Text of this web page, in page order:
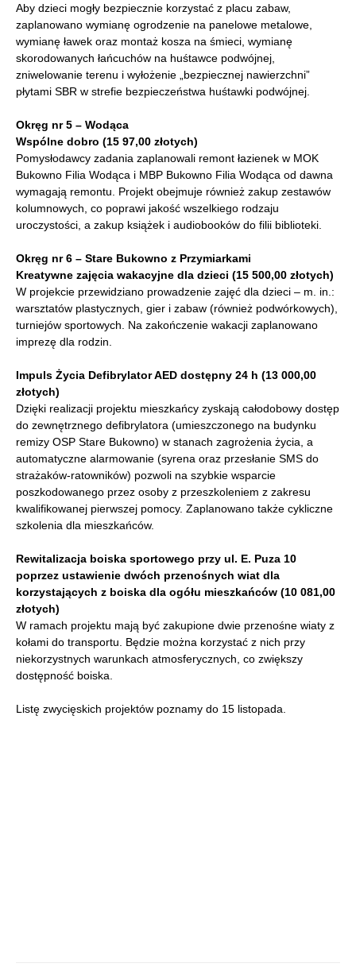
Aby dzieci mogły bezpiecznie korzystać z placu zabaw,
zaplanowano wymianę ogrodzenie na panelowe metalowe,
wymianę ławek oraz montaż kosza na śmieci, wymianę
skorodowanych łańcuchów na huśtawce podwójnej,
zniwelowanie terenu i wyłożenie „bezpiecznej nawierzchni”
płytami SBR w strefie bezpieczeństwa huśtawki podwójnej.
Okręg nr 5 – Wodąca
Wspólne dobro (15 97,00 złotych)
Pomysłodawcy zadania zaplanowali remont łazienek w MOK
Bukowno Filia Wodąca i MBP Bukowno Filia Wodąca od dawna
wymagają remontu. Projekt obejmuje również zakup zestawów
kolumnowych, co poprawi jakość wszelkiego rodzaju
uroczystości, a zakup książek i audiobooków do filii biblioteki.
Okręg nr 6 – Stare Bukowno z Przymiarkami
Kreatywne zajęcia wakacyjne dla dzieci (15 500,00 złotych)
W projekcie przewidziano prowadzenie zajęć dla dzieci – m. in.:
warsztatów plastycznych, gier i zabaw (również podwórkowych),
turniejów sportowych. Na zakończenie wakacji zaplanowano
imprezę dla rodzin.
Impuls Życia Defibrylator AED dostępny 24 h (13 000,00
złotych)
Dzięki realizacji projektu mieszkańcy zyskają całodobowy dostęp
do zewnętrznego defibrylatora (umieszczonego na budynku
remizy OSP Stare Bukowno) w stanach zagrożenia życia, a
automatyczne alarmowanie (syrena oraz przesłanie SMS do
strażaków-ratowników) pozwoli na szybkie wsparcie
poszkodowanego przez osoby z przeszkoleniem z zakresu
kwalifikowanej pierwszej pomocy. Zaplanowano także cykliczne
szkolenia dla mieszkańców.
Rewitalizacja boiska sportowego przy ul. E. Puza 10
poprzez ustawienie dwóch przenośnych wiat dla
korzystających z boiska dla ogółu mieszkańców (10 081,00
złotych)
W ramach projektu mają być zakupione dwie przenośne wiaty z
kołami do transportu. Będzie można korzystać z nich przy
niekorzystnych warunkach atmosferycznych, co zwiększy
dostępność boiska.
Listę zwycięskich projektów poznamy do 15 listopada.